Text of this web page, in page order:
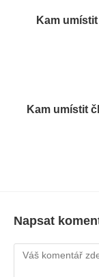
Kam
Kam umístit
Napsat